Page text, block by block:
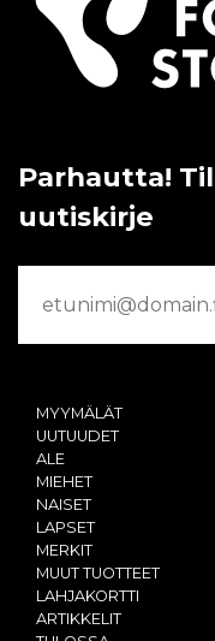
Parhautta!
uutiskirje
MYYMÄLÄT
UUTUUDET
ALE
MIEHET
NAISET
LAPSET
MERKIT
MUUT TUOTTEET
LAHJAKORTTI
ARTIKKELIT